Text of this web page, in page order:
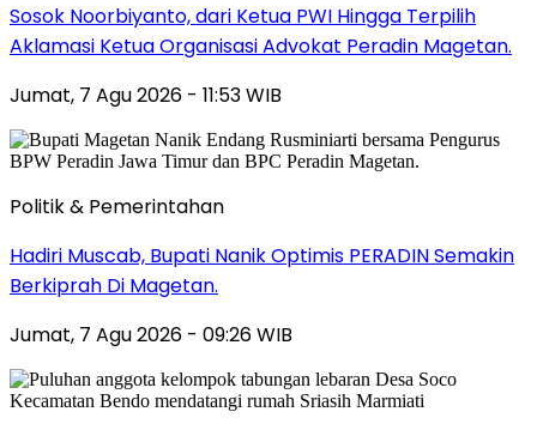
Sosok Noorbiyanto, dari Ketua PWI Hingga Terpilih
Aklamasi Ketua Organisasi Advokat Peradin Magetan.
Jumat, 7 Agu 2026 - 11:53 WIB
Politik & Pemerintahan
Hadiri Muscab, Bupati Nanik Optimis PERADIN Semakin
Berkiprah Di Magetan.
Jumat, 7 Agu 2026 - 09:26 WIB